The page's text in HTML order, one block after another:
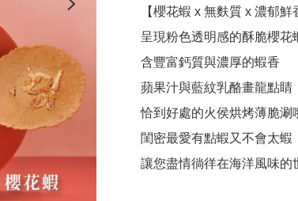
  恰到好處的火侯烘烤薄脆涮嘴